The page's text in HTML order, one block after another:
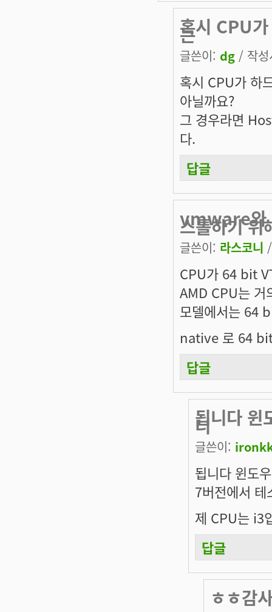
혹시 CPU
는
글쓴이: dg / 작
혹시 CPU가 하
아닐까요?
그 경우라면
다.
답글
vmware와
스톨하기 위
글쓴이: 라스코니
CPU가 64 bit
AMD CPU는 거
모델에서는 64
native 로 64 bit
답글
됩니다 윈
니
글쓴이:
됩니다 윈도
7버전에서 테
제 CPU는 i3
답글
ㅎㅎ감